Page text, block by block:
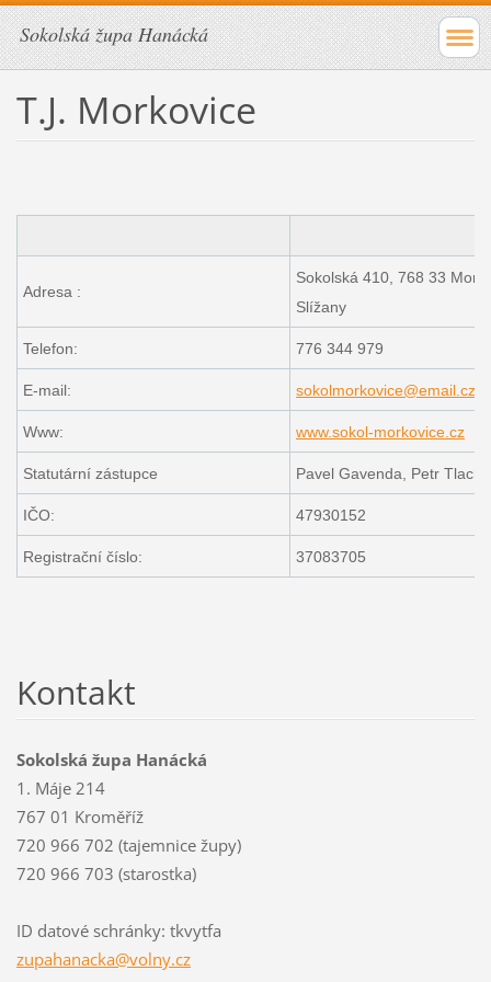
Sokolská župa Hanácká
T.J. Morkovice
Adresa :
Sokolská 410, 768 33
Slížany
Telefon: 776 344 979
E-mail: sokolmorkovice@email.cz
Www: www.sokol-morkovice.cz
Statutární zástupce Pavel Gavenda, Petr Tlach
IČO: 47930152
Registrační číslo: 37083705
Kontakt
Sokolská župa Hanácká
1. Máje 214
767 01 Kroměříž
720 966 702 (tajemnice župy)
720 966 703 (starostka)
ID datové schránky: tkvytfa
zupahanacka@volny.cz